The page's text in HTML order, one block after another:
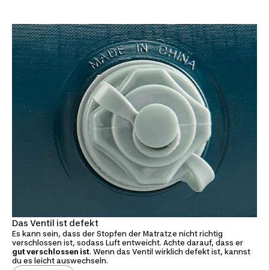
Das Ventil ist defekt
Es kann sein, dass der Stopfen der Matratze nicht richtig
verschlossen ist, sodass Luft entweicht. Achte darauf, dass er
gut verschlossen ist. Wenn das Ventil wirklich defekt ist, kannst
du es leicht auswechseln.